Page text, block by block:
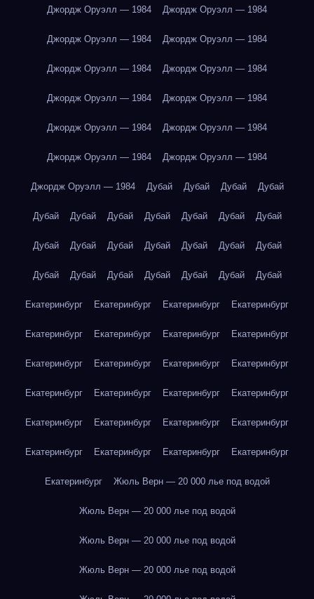
Джордж Оруэлл — 1984 Джордж Оруэлл — 1984
Джордж Оруэлл — 1984 Джордж Оруэлл — 1984
Джордж Оруэлл — 1984 Джордж Оруэлл — 1984
Джордж Оруэлл — 1984 Джордж Оруэлл — 1984
Джордж Оруэлл — 1984 Джордж Оруэлл — 1984
Джордж Оруэлл — 1984 Джордж Оруэлл — 1984
Джордж Оруэлл — 1984 Дубай Дубай Дубай Дубай
Дубай Дубай Дубай Дубай Дубай Дубай Дубай
Дубай Дубай Дубай Дубай Дубай Дубай Дубай
Дубай Дубай Дубай Дубай Дубай Дубай Дубай
Екатеринбург Екатеринбург Екатеринбург Екатеринбург
Екатеринбург Екатеринбург Екатеринбург Екатеринбург
Екатеринбург Екатеринбург Екатеринбург Екатеринбург
Екатеринбург Екатеринбург Екатеринбург Екатеринбург
Екатеринбург Екатеринбург Екатеринбург Екатеринбург
Екатеринбург Екатеринбург Екатеринбург Екатеринбург
Екатеринбург Жюль Верн — 20 000 лье под водой
Жюль Верн — 20 000 лье под водой
Жюль Верн — 20 000 лье под водой
Жюль Верн — 20 000 лье под водой